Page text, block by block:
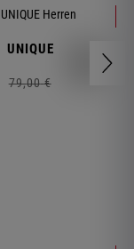
UNIQUE
79,00 €